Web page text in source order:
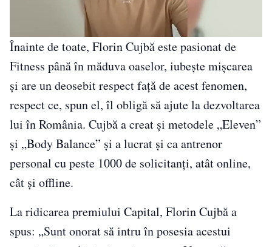
Înainte de toate, Florin Cujbă este pasionat de
Fitness până în măduva oaselor, iubește mișcarea
și are un deosebit respect față de acest fenomen,
respect ce, spun el, îl obligă să ajute la dezvoltarea
lui în România. Cujbă a creat și metodele „Eleven”
și „Body Balance” și a lucrat și ca antrenor
personal cu peste 1000 de solicitanți, atât online,
cât și offline.
La ridicarea premiului Capital, Florin Cujbă a
spus: „Sunt onorat să intru în posesia acestui